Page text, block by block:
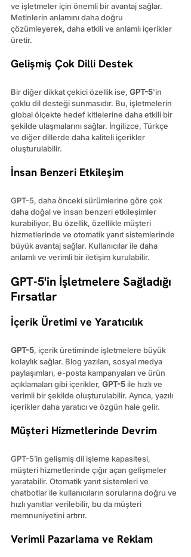
ve işletmeler için önemli bir avantaj sağlar.
Metinlerin anlamını daha doğru
çözümleyerek, daha etkili ve anlamlı içerikler
üretir.
Gelişmiş Çok Dilli Destek
Bir diğer dikkat çekici özellik ise, GPT-5'in
çoklu dil desteği sunmasıdır. Bu, işletmelerin
global ölçekte hedef kitlelerine daha etkili bir
şekilde ulaşmalarını sağlar. İngilizce, Türkçe
ve diğer dillerde daha kaliteli içerikler
oluşturulabilir.
İnsan Benzeri Etkileşim
GPT-5, daha önceki sürümlerine göre çok
daha doğal ve insan benzeri etkileşimler
kurabiliyor. Bu özellik, özellikle müşteri
hizmetlerinde ve otomatik yanıt sistemlerinde
büyük avantaj sağlar. Kullanıcılar ile daha
anlamlı ve verimli bir iletişim kurulabilir.
GPT-5'in İşletmelere Sağladığı
Fırsatlar
İçerik Üretimi ve Yaratıcılık
GPT-5, içerik üretiminde işletmelere büyük
kolaylık sağlar. Blog yazıları, sosyal medya
paylaşımları, e-posta kampanyaları ve ürün
açıklamaları gibi içerikler, GPT-5 ile hızlı ve
verimli bir şekilde oluşturulabilir. Ayrıca, yazılı
içerikler daha yaratıcı ve özgün hale gelir.
Müşteri Hizmetlerinde Devrim
GPT-5’in gelişmiş dil işleme kapasitesi,
müşteri hizmetlerinde çığır açan gelişmeler
yaratabilir. Otomatik yanıt sistemleri ve
chatbotlar ile kullanıcıların sorularına doğru ve
hızlı yanıtlar verilebilir, bu da müşteri
memnuniyetini artırır.
Verimli Pazarlama ve Reklam